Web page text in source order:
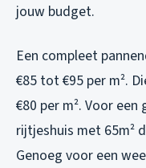
jouw budget.
Een compleet
€85 tot €95 per m².
€80 per m². Voor
rijtjeshuis met 65m²
Genoeg voor een